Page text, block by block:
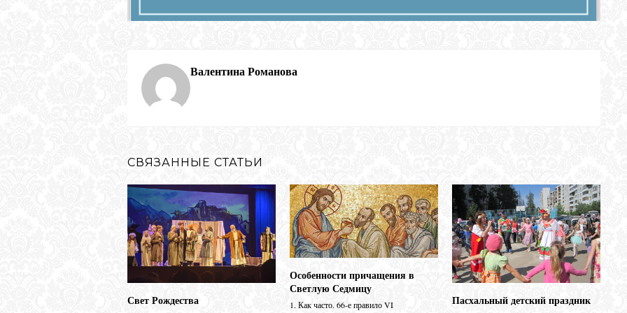
Валентина Романова
СВЯЗАННЫЕ СТАТЬИ
Свет Рождества
Особенности причащения в
Светлую Седмицу
1. Как часто. 66‑е правило VI
Пасхальный детский праздник